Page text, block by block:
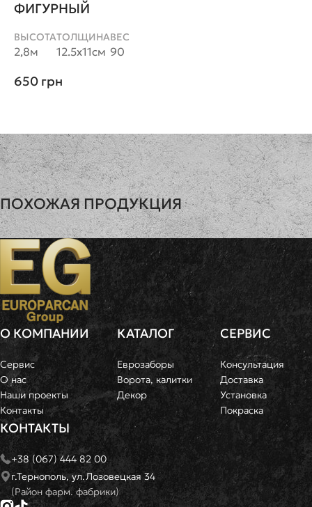
ФИГУРНЫЙ
ВЫСОТА
2,8м
ТОЛЩИНА
12.5х11см
ВЕС
90
650 грн
ПОХОЖАЯ ПРОДУКЦИЯ
Столб четырехсекционный глянцевый
Премиум
ВЫСОТА
2,8м
ТОЛЩИНА
12,5х12см
ВЕС
95кг
900 грн
NEW
Столб
ВЫСОТА
1м
450 грн
О КОМПАНИИ
Сервис
О нас
Наши проекты
Контакты
КАТАЛОГ
Еврозаборы
Ворота, калитки
Декор
СЕРВИС
Консультация
Доставка
Установка
Покраска
КОНТАКТЫ
+38 (067) 444 82 00
г.Тернополь, ул.Лозовецкая 34
(Район фарм. фабрики)